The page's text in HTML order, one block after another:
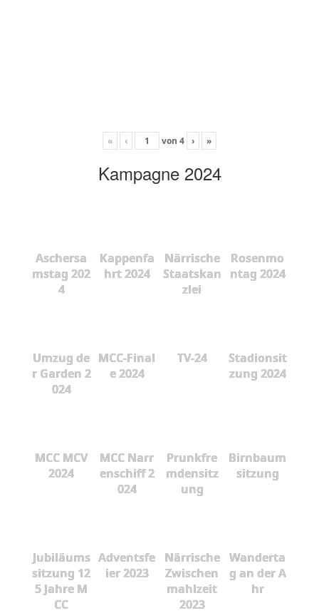
« ‹ von 4 › »
Kampagne 2024
Aschersa
mstag 202
4
Kappenfa
hrt 2024
Närrische
Staatskan
zlei
Rosenmo
ntag 2024
Umzug de
r Garden 2
024
MCC-Final
e 2024
TV-24
Stadionsit
zung 2024
MCC MCV
2024
MCC Narr
enschiff 2
024
Prunkfre
mdensitz
ung
Birnbaum
sitzung
Jubiläums
sitzung 12
5 Jahre M
CC
Adventsfe
ier 2023
Närrische
Zwischen
mahlzeit
2023
Wanderta
g an der A
hr